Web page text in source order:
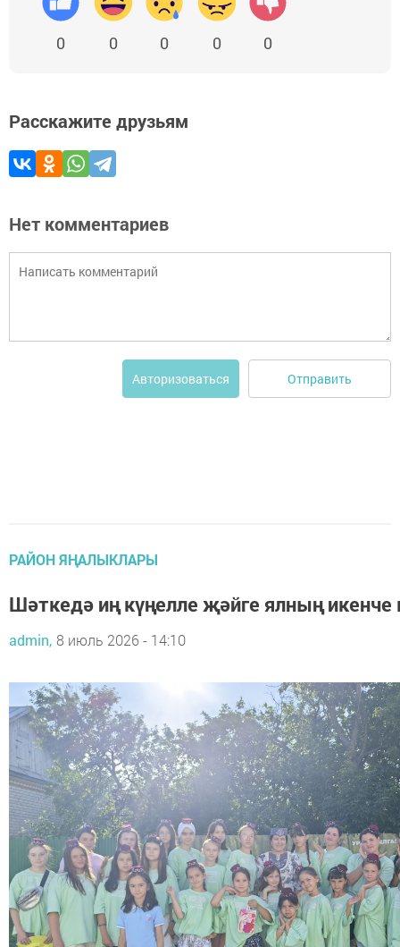
0 0 0 0 0
Расскажите друзьям
Нет комментариев
Авторизоваться Отправить
РАЙОН ЯҢАЛЫКЛАРЫ
Шәткедә иң күңелле җәйге ялның икенче
admin, 8 июль 2026 - 14:10